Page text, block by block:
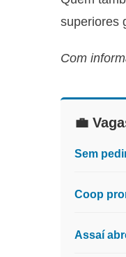
superiores
Com
💼
Sem
Coop
Assaí